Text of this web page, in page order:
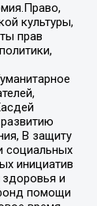
культуры,
прав
В защиту
социальных
инициатив
и
помощи